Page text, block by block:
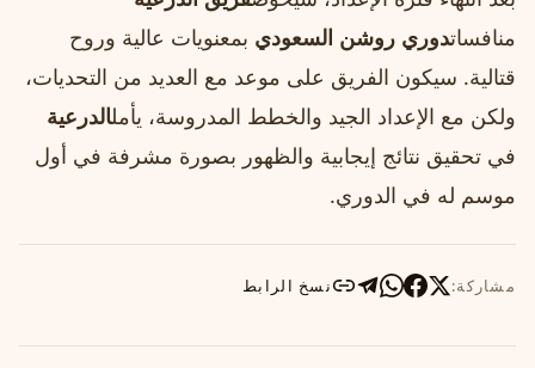
منافساتدوري روشن السعودي بمعنويات عالية وروح
قتالية. سيكون الفريق على موعد مع العديد من التحديات،
ولكن مع الإعداد الجيد والخطط المدروسة، يأملالدرعية
في تحقيق نتائج إيجابية والظهور بصورة مشرفة في أول
موسم له في الدوري.
مشاركة: نسخ الرابط